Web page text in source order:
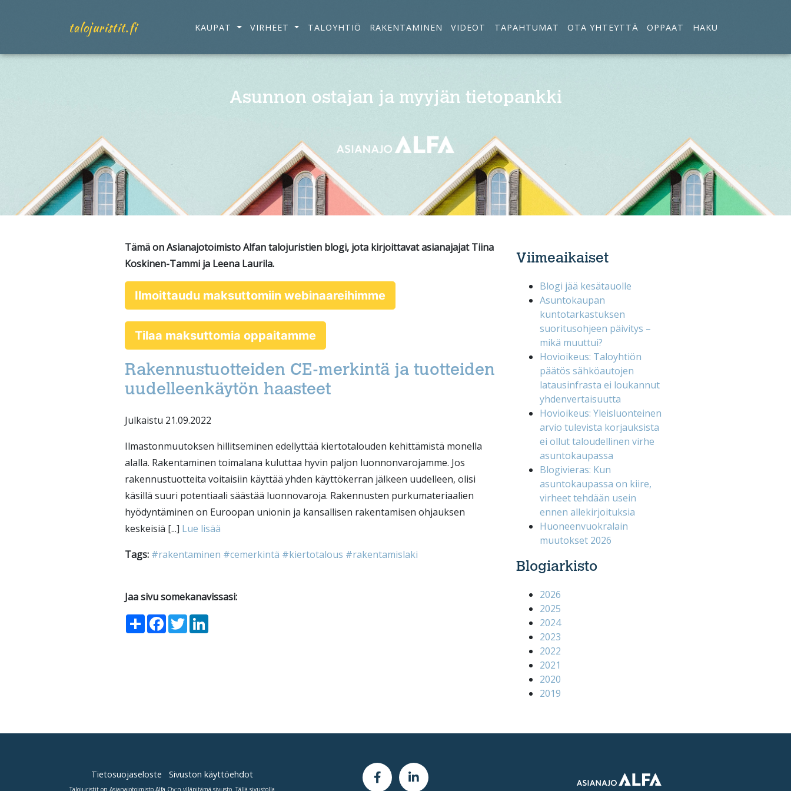
talojuristit.fi KAUPAT VIRHEET TALOYHTIÖ RAKENTAMINEN VIDEOT TAPAHTUMAT OTA YHTEYTTÄ OPPAAT HAKU
Asunnon ostajan ja myyjän tietopankki
Tämä on Asianajotoimisto Alfan talojuristien blogi, jota kirjoittavat asianajajat Tiina
Koskinen-Tammi ja Leena Laurila.
Ilmoittaudu maksuttomiin webinaareihimme
Tilaa maksuttomia oppaitamme
Rakennustuotteiden CE-merkintä ja tuotteiden
uudelleenkäytön haasteet
Julkaistu 21.09.2022
Ilmastonmuutoksen hillitseminen edellyttää kiertotalouden kehittämistä monella
alalla. Rakentaminen toimalana kuluttaa hyvin paljon luonnonvarojamme. Jos
rakennustuotteita voitaisiin käyttää yhden käyttökerran jälkeen uudelleen, olisi
käsillä suuri potentiaali säästää luonnovaroja. Rakennusten purkumateriaalien
hyödyntäminen on Euroopan unionin ja kansallisen rakentamisen ohjauksen
keskeisiä [...] Lue lisää
Tags: #rakentaminen #cemerkintä #kiertotalous #rakentamislaki
Jaa sivu somekanavissasi:
ShareFacebook
Twitter
Viimeaikaiset
Blogi jää kesätauolle
Asuntokaupan
kuntotarkastuksen
suoritusohjeen päivitys –
mikä muuttui?
Hovioikeus: Taloyhtiön
päätös sähköautojen
latausinfrasta ei loukannut
yhdenvertaisuutta
Hovioikeus: Yleisluonteinen
arvio tulevista korjauksista
ei ollut taloudellinen virhe
asuntokaupassa
Blogivieras: Kun
asuntokaupassa on kiire,
virheet tehdään usein
ennen allekirjoituksia
Huoneenvuokralain
muutokset 2026
Blogiarkisto
2026
2025
2024
2023
2022
2021
2020
2019
Tietosuojaseloste Sivuston käyttöehdot
Talojuristit on Asianajotoimisto Alfa Oy:n ylläpitämä sivusto. Tällä sivustolla